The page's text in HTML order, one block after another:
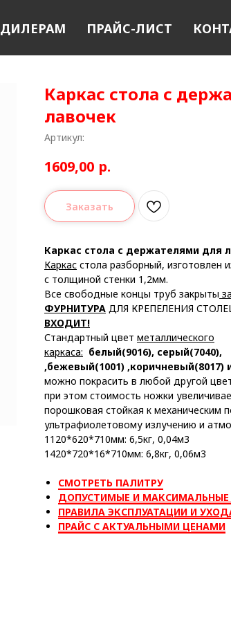
ДИЛЕРАМ ПРАЙС-ЛИСТ
Каркас стола с
лавочек
Артикул:
1609,00 р.
Заказать
Каркас стола с держателями для
Каркас стола разборный, изготовлен
с толщиной стенки 1,2мм.
Все свободные концы труб закрыты
ФУРНИТУРА ДЛЯ КРЕПЕЛЕНИЯ
ВХОДИТ!
Стандартный цвет металлического
каркаса: белый(9016), серый(7040),
,бежевый(1001) ,коричневый(8017)
можно покрасить в любой другой
при этом стоимость ножки
порошковая стойкая к механическим
ультрафиолетовому излучению и
1120*620*710мм: 6,5кг, 0,04м3
1420*720*16*710мм: 6,8кг, 0,06м3
СМОТРЕТЬ ПАЛИТРУ
ДОПУСТИМЫЕ И МАКСИМАЛЬНЫЕ
ПРАВИЛА ЭКСПЛУАТАЦИИ И
ПРАЙС С АКТУАЛЬНЫМИ ЦЕНАМИ